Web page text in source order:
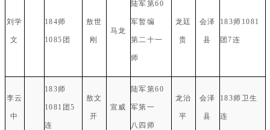
刘学
文
184师
1085团
敖世
刚
马龙
陆军第60
军暂编
第二十一
师
龙廷
贵
会泽
县
183师1081
团7连
李云
中
183师
1081团5
连
敖文
开
宣威
陆军第60
军第一
八四师
龙治
平
会泽
县
183师卫生
连